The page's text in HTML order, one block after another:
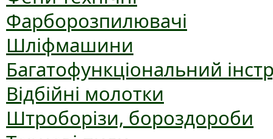
Фарборозпилювачі
Шліфмашини
Багатофункціональний
Відбійні молотки
Штроборізи, бороздороби